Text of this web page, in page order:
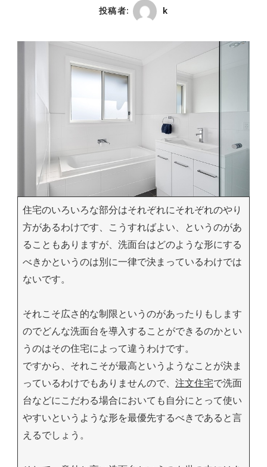
投稿者: k
住宅のいろいろな部分はそれぞれにそれぞれのやり
方があるわけです、こうすればよい、というのがあ
ることもありますが、洗面台はどのような形にする
べきかというのは別に一律で決まっているわけでは
ないです。
それこそ広さ的な制限というのがあったりもします
のでどんな洗面台を導入することができるのかとい
うのはその住宅によって違うわけです。
ですから、それこそが最高というようなことが決ま
っているわけでもありませんので、 注文住宅で洗面
台などにこだわる場合においても自分にとって使い
やすいというような形を最優先するべきであると言
えるでしょう。